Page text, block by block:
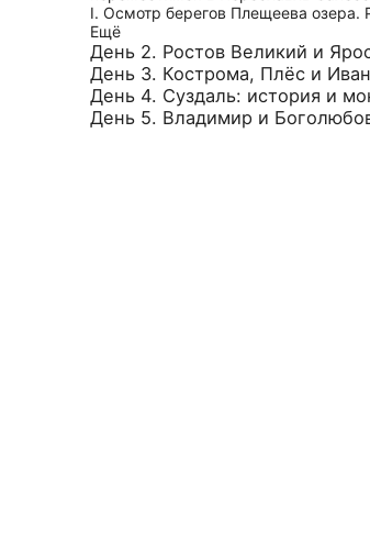
I. Осмотр берегов Плещеева
Ещё
День 2. Ростов Великий и
День 3. Кострома, Плёс и
День 4. Суздаль: история и
День 5. Владимир и